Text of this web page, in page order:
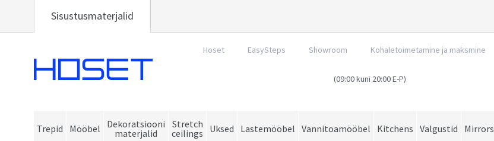
Sisustusmaterjalid
(09:00 kuni 20:00 E-P)
Hoset EasySteps Showroom Kohaletoimetamine ja maksmine
Trepid Mööbel
Dekoratsiooni
materjalid
Stretch
ceilings
Uksed Lastemööbel Vannitoamööbel Kitchens Valgustid Mirrors